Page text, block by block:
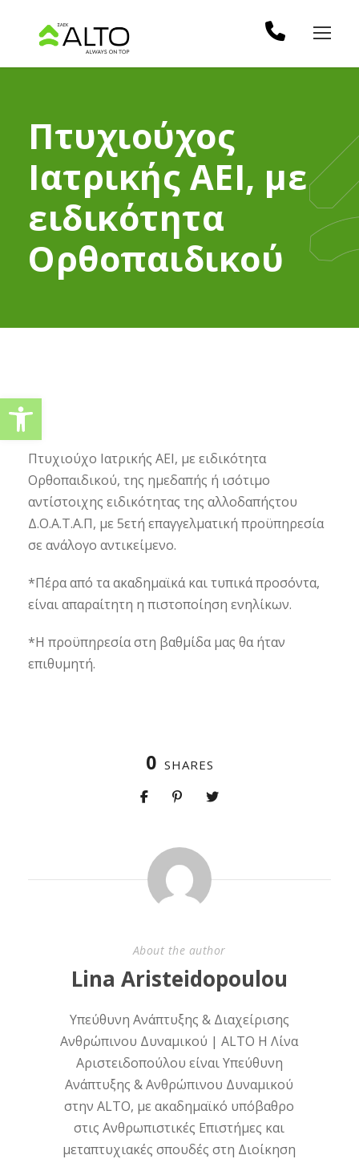
Πτυχιούχος
Ιατρικής ΑΕΙ, με
ειδικότητα
Ορθοπαιδικού
Πτυχιούχο Ιατρικής ΑΕΙ, με ειδικότητα
Ορθοπαιδικού, της ημεδαπής ή ισότιμο
αντίστοιχης ειδικότητας της αλλοδαπήςτου
Δ.Ο.Α.Τ.Α.Π, με 5ετή επαγγελματική προϋπηρεσία
σε ανάλογο αντικείμενο.
*Πέρα από τα ακαδημαϊκά και τυπικά προσόντα,
είναι απαραίτητη η πιστοποίηση ενηλίκων.
*Η προϋπηρεσία στη βαθμίδα μας θα ήταν
επιθυμητή.
0 SHARES
About the author
Lina Aristeidopoulou
Υπεύθυνη Ανάπτυξης & Διαχείρισης
Ανθρώπινου Δυναμικού | ALTO Η Λίνα
Αριστειδοπούλου είναι Υπεύθυνη
Ανάπτυξης & Ανθρώπινου Δυναμικού
στην ALTO, με ακαδημαϊκό υπόβαθρο
στις Ανθρωπιστικές Επιστήμες και
μεταπτυχιακές σπουδές στη Διοίκηση
Ανοίξτε τη γραμμή